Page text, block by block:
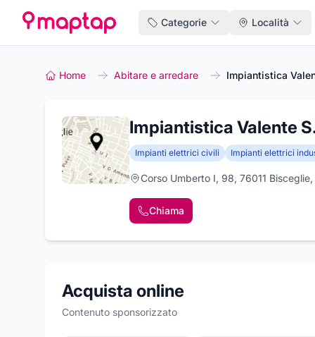
Categorie Località
Home Abitare e arredare Impiantistica
Impiantistica Valente
Impianti elettrici civili Impianti elettrici
Corso Umberto I, 98, 76011
Chiama
Acquista online
Contenuto sponsorizzato